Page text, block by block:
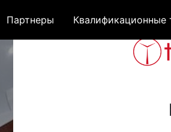
Партнеры Квалификационные